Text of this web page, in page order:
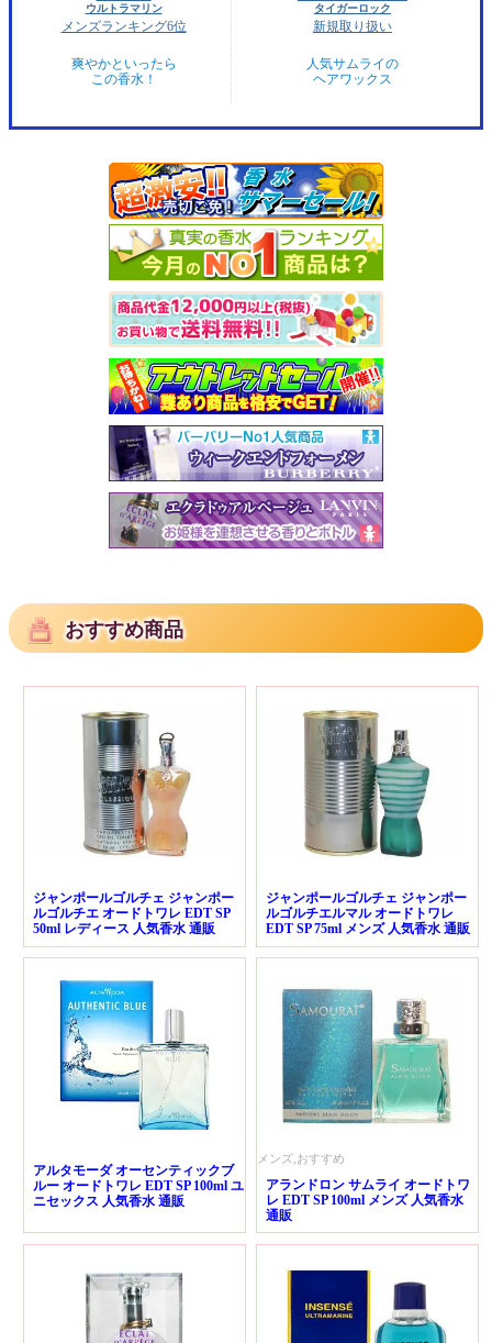
ウルトラマリン
メンズランキング6位
爽やかといったら
この香水！
タイガーロック
新規取り扱い
人気サムライの
ヘアワックス
おすすめ商品
ジャンポールゴルチェ ジャンポー
ルゴルチエ オードトワレ EDT SP
50ml レディース 人気香水 通販
ジャンポールゴルチェ ジャンポー
ルゴルチエルマル オードトワレ
EDT SP 75ml メンズ 人気香水 通販
アルタモーダ オーセンティックブ
ルー オードトワレ EDT SP 100ml ユ
ニセックス 人気香水 通販
メンズ,おすすめ
アランドロン サムライ オードトワ
レ EDT SP 100ml メンズ 人気香水
通販